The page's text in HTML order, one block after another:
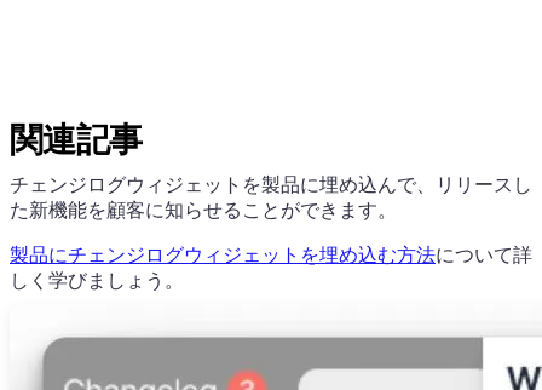
関連記事
チェンジログウィジェットを製品に埋め込んで、リリースし
た新機能を顧客に知らせることができます。
製品にチェンジログウィジェットを埋め込む方法について詳
しく学びましょう。